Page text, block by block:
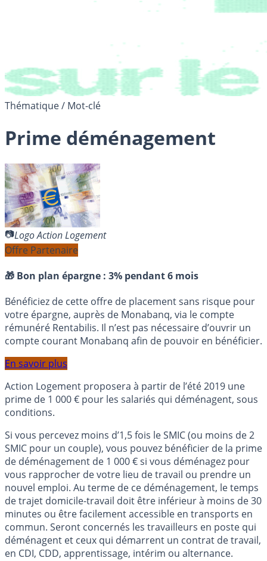
Thématique / Mot-clé
Prime déménagement
Logo Action Logement
Offre Partenaire
🎁 Bon plan épargne : 3% pendant 6 mois
Bénéficiez de cette offre de placement sans risque pour
votre épargne, auprès de Monabanq, via le compte
rémunéré Rentabilis. Il n’est pas nécessaire d’ouvrir un
compte courant Monabanq afin de pouvoir en bénéficier.
En savoir plus
Action Logement proposera à partir de l’été 2019 une
prime de 1 000 € pour les salariés qui déménagent, sous
conditions.
Si vous percevez moins d’1,5 fois le SMIC (ou moins de 2
SMIC pour un couple), vous pouvez bénéficier de la prime
de déménagement de 1 000 € si vous déménagez pour
vous rapprocher de votre lieu de travail ou prendre un
nouvel emploi. Au terme de ce déménagement, le temps
de trajet domicile-travail doit être inférieur à moins de 30
minutes ou être facilement accessible en transports en
commun. Seront concernés les travailleurs en poste qui
déménagent et ceux qui démarrent un contrat de travail,
en CDI, CDD, apprentissage, intérim ou alternance.